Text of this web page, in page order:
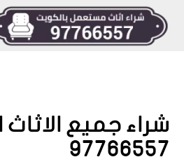
شراء جميع
97766557